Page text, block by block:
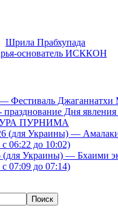
Шрила Прабхупада
основатель ИСККОН
— Фестиваль
празднование Дня явления
ПУРНИМА
(для Украины) —
с 06:22 до 10:02)
(для Украины) — Бхаими
с 07:09 до 07:14)
Поиск